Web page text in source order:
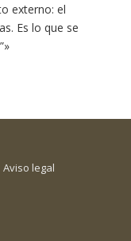
externo: el
Es lo que se
Aviso legal